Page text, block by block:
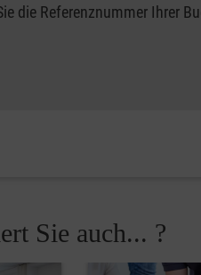
die Referenznummer Ihrer
Sie auch... ?